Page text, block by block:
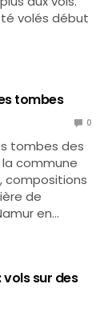
volés début
tombes
0
tombes des
commune
compositions
de
en…
vols sur des